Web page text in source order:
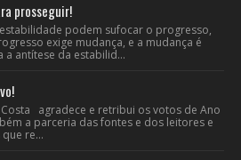
prosseguir!
podem sufocar o progresso,
exige mudança, e a mudança é
a antítese da estabilid...
Costa agradece e retribui os votos de Ano
a parceria das fontes e dos leitores e
re...